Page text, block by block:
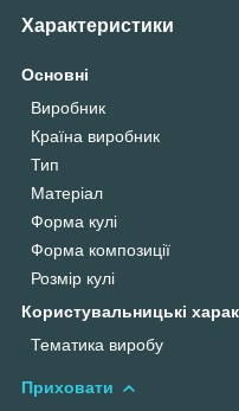
Характеристики
Основні
Виробник
Країна виробник
Тип
Матеріал
Форма кулі
Форма композиції
Розмір кулі
Користувальницькі
Тематика виробу
Приховати